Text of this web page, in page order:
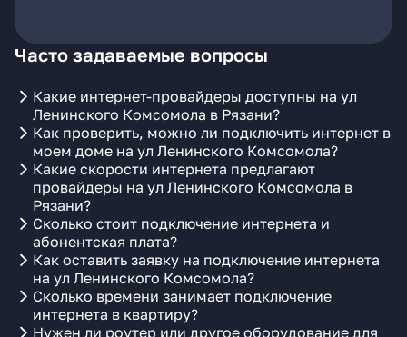
Часто задаваемые вопросы
Какие интернет-провайдеры доступны на ул
Ленинского Комсомола в Рязани?
Как проверить, можно ли подключить интернет в
моем доме на ул Ленинского Комсомола?
Какие скорости интернета предлагают
провайдеры на ул Ленинского Комсомола в
Рязани?
Сколько стоит подключение интернета и
абонентская плата?
Как оставить заявку на подключение интернета
на ул Ленинского Комсомола?
Сколько времени занимает подключение
интернета в квартиру?
Нужен ли роутер или другое оборудование для